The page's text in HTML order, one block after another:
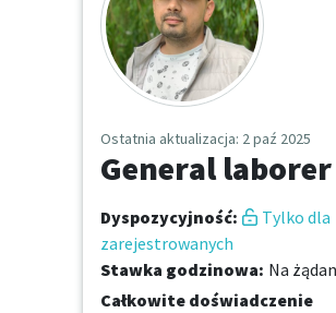
Ostatnia aktualizacja: 2 paź 2025
General laborer
Dyspozycyjność:
Tylko dla
zarejestrowanych
Stawka godzinowa: Na
Całkowite doświadczenie